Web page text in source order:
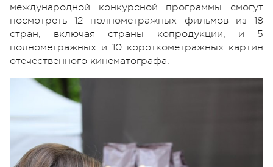
международной конкурсной программы смогут
посмотреть 12 полнометражных фильмов из 18
стран, включая страны копродукции, и 5
полнометражных и 10 короткометражных картин
отечественного кинематографа.